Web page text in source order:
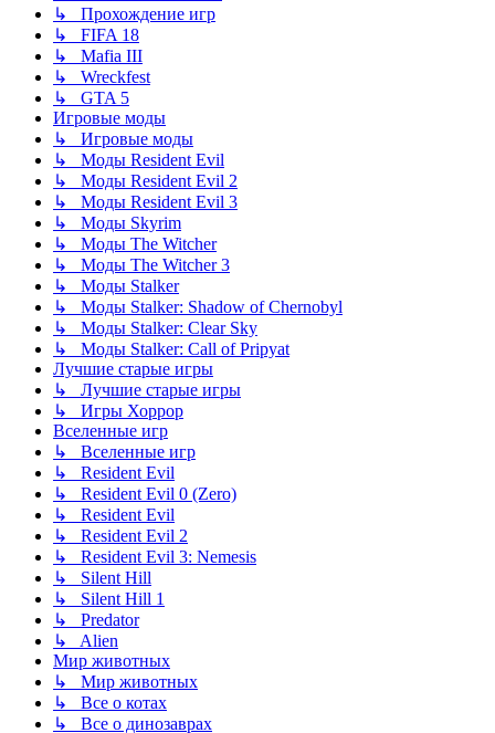
↳ Прохождение игр
↳ FIFA 18
↳ Mafia III
↳ Wreckfest
↳ GTA 5
Игровые моды
↳ Игровые моды
↳ Моды Resident Evil
↳ Моды Resident Evil 2
↳ Моды Resident Evil 3
↳ Моды Skyrim
↳ Моды The Witcher
↳ Моды The Witcher 3
↳ Моды Stalker
↳ Моды Stalker: Shadow of Chernobyl
↳ Моды Stalker: Clear Sky
↳ Моды Stalker: Call of Pripyat
Лучшие старые игры
↳ Лучшие старые игры
↳ Игры Хоррор
Вселенные игр
↳ Вселенные игр
↳ Resident Evil
↳ Resident Evil 0 (Zero)
↳ Resident Evil
↳ Resident Evil 2
↳ Resident Evil 3: Nemesis
↳ Silent Hill
↳ Silent Hill 1
↳ Predator
↳ Alien
Мир животных
↳ Мир животных
↳ Все о котах
↳ Все о динозаврах